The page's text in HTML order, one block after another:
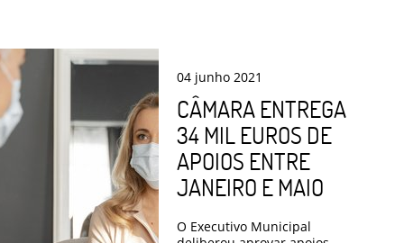
04 junho 2021
CÂMARA ENTREGA
34 MIL EUROS DE
APOIOS ENTRE
JANEIRO E MAIO
O Executivo Municipal